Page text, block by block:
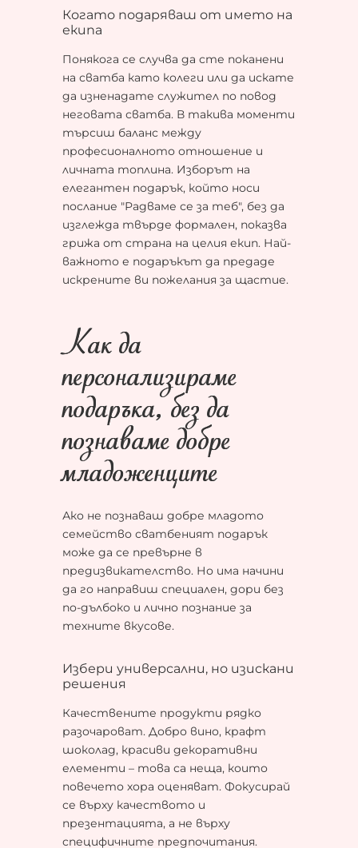
Когато подаряваш от името на
екипа
Понякога се случва да сте поканени
на сватба като колеги или да искате
да изненадате служител по повод
неговата сватба. В такива моменти
търсиш баланс между
професионалното отношение и
личната топлина. Изборът на
елегантен подарък, който носи
послание "Радваме се за теб", без да
изглежда твърде формален, показва
грижа от страна на целия екип. Най-
важното е подаръкът да предаде
искрените ви пожелания за щастие.
Как да
персонализираме
подаръка, без да
познаваме добре
младоженците
Ако не познаваш добре младото
семейство сватбеният подарък
може да се превърне в
предизвикателство. Но има начини
да го направиш специален, дори без
по-дълбоко и лично познание за
техните вкусове.
Избери универсални, но изискани
решения
Качествените продукти рядко
разочароват. Добро вино, крафт
шоколад, красиви декоративни
елементи – това са неща, които
повечето хора оценяват. Фокусирай
се върху качеството и
презентацията, а не върху
специфичните предпочитания.